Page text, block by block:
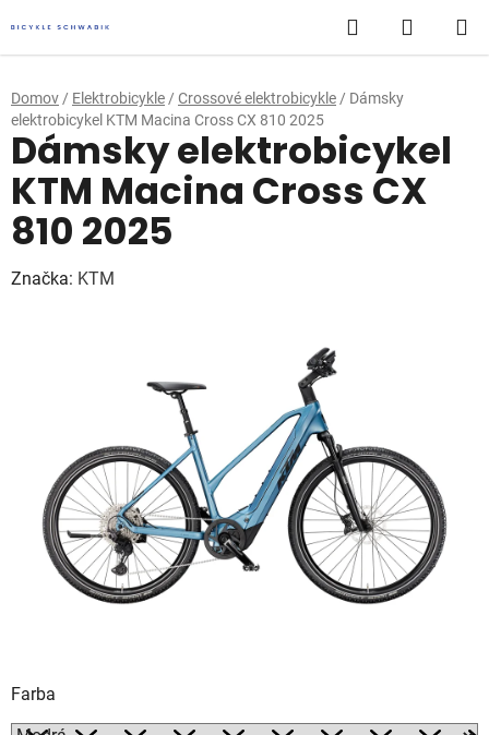
na
obsah
Hľadať
KOŠÍK
Domov / Elektrobicykle / Crossové elektrobicykle / Dámsky
elektrobicykel KTM Macina Cross CX 810 2025
Farba
Dámsky elektrobicykel
KTM Macina Cross CX
810 2025
Značka: KTM